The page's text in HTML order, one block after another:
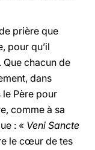
prière que
pour qu’il
Que chacun de
dans
le Père pour
comme à sa
: « Veni Sancte
le cœur de tes